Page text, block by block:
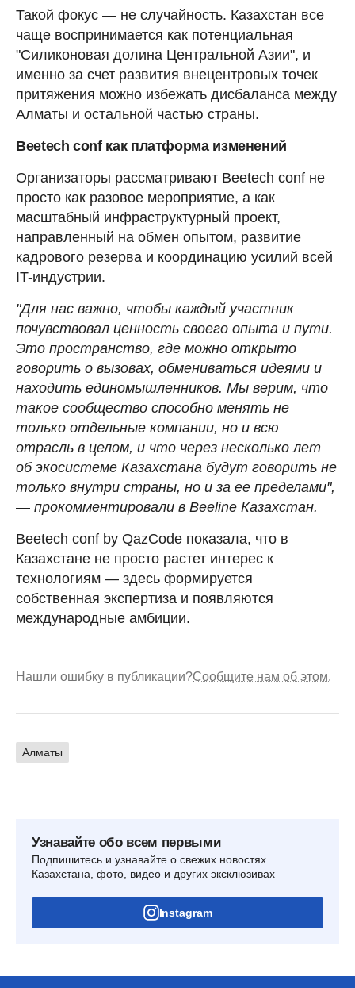
Такой фокус — не случайность. Казахстан все
чаще воспринимается как потенциальная
"Силиконовая долина Центральной Азии", и
именно за счет развития внецентровых точек
притяжения можно избежать дисбаланса между
Алматы и остальной частью страны.
Beetech conf как платформа изменений
Организаторы рассматривают Beetech conf не
просто как разовое мероприятие, а как
масштабный инфраструктурный проект,
направленный на обмен опытом, развитие
кадрового резерва и координацию усилий всей
IT-индустрии.
"Для нас важно, чтобы каждый участник
почувствовал ценность своего опыта и пути.
Это пространство, где можно открыто
говорить о вызовах, обмениваться идеями и
находить единомышленников. Мы верим, что
такое сообщество способно менять не
только отдельные компании, но и всю
отрасль в целом, и что через несколько лет
об экосистеме Казахстана будут говорить не
только внутри страны, но и за ее пределами",
— прокомментировали в Beeline Казахстан.
Beetech conf by QazCode показала, что в
Казахстане не просто растет интерес к
технологиям — здесь формируется
собственная экспертиза и появляются
международные амбиции.
Нашли ошибку в публикации?Сообщите нам об этом.
Алматы
Узнавайте обо всем первыми
Подпишитесь и узнавайте о свежих новостях
Казахстана, фото, видео и других эксклюзивах
Instagram